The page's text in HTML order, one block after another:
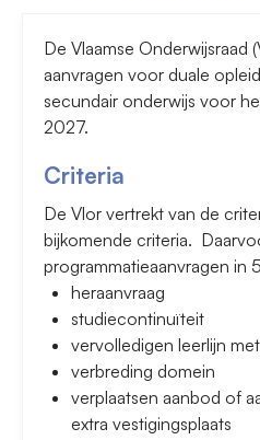
De Vlaamse Onderwijsraad
aanvragen voor duale
secundair onderwijs voor
2027.
Criteria
De Vlor vertrekt van de
bijkomende criteria.
programmatieaanvragen in
heraanvraag
studiecontinuïteit
vervolledigen leerlijn
verbreding domein
verplaatsen aanbod of
extra vestigingsplaats